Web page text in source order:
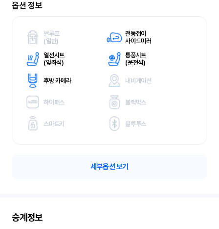
옵션 정보
썬루프
(일반)
전동접이
사이드미러
열선시트
(앞좌석)
통풍시트
(운전석)
후방 카메라 내비게이션
하이패스 블랙박스
스마트키 블루투스
세부옵션 보기
승계정보